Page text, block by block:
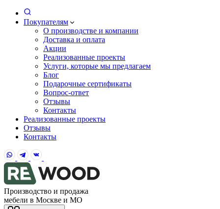
Покупателям
О производстве и компании
Доставка и оплата
Акции
Реализованные проекты
Услуги, которые мы предлагаем
Блог
Подарочные сертификаты
Вопрос-ответ
Отзывы
Контакты
Реализованные проекты
Отзывы
Контакты
Производство и продажа
мебели в Москве и МО